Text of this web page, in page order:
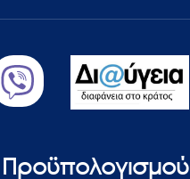
Προϋπολογισμού